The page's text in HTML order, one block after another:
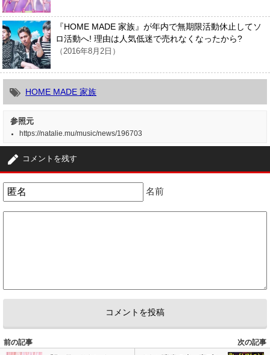
『HOME MADE 家族』が年内で無期限活動休止してソ
ロ活動へ! 理由は人気低迷で売れなくなったから?
（2016年8月2日）
HOME MADE 家族
参照元
https://natalie.mu/music/news/196703
コメントを残す
名前
前の記事
次の記事